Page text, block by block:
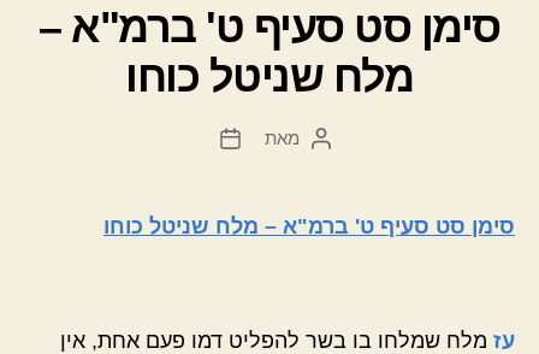
סימן סט סעיף ט' ברמ"א –
מלח שניטל כוחו
המחבר
מאת
תאריך
סימן סט סעיף ט' ברמ"א – מלח שניטל כוחו
עז מלח שמלחו בו בשר להפליט דמו פעם אחת, אין